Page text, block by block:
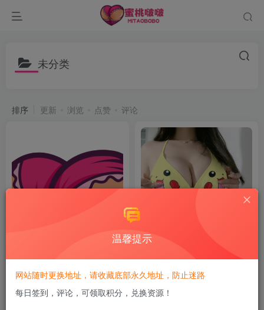
未分类
排序 更新 浏览 点赞 评论
温馨提示
网站随时更换地址，请收藏底部永久地址，防止迷路
每日签到，评论，可领取积分，兑换资源！